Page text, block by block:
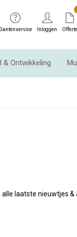
Inloggen Offerte
& Ontwikkeling
laatste nieuwtjes &